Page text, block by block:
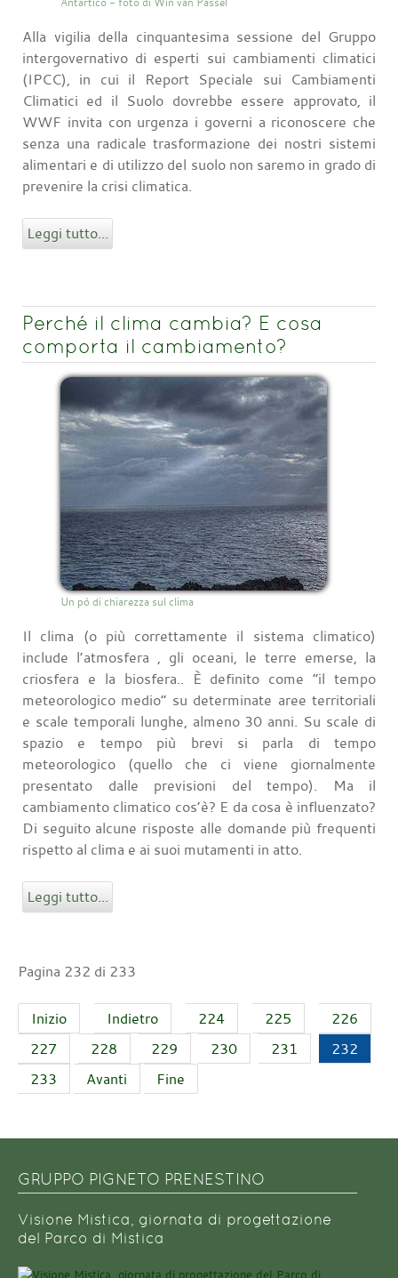
Alla vigilia della cinquantesima sessione del Gruppo
intergovernativo di esperti sui cambiamenti climatici
(IPCC), in cui il Report Speciale sui Cambiamenti
Climatici ed il Suolo dovrebbe essere approvato, il
WWF invita con urgenza i governi a riconoscere che
senza una radicale trasformazione dei nostri sistemi
alimentari e di utilizzo del suolo non saremo in grado di
prevenire la crisi climatica.
Leggi tutto...
Perché il clima cambia? E cosa
comporta il cambiamento?
Un pò di chiarezza sul clima
Il clima (o più correttamente il sistema climatico)
include l’atmosfera , gli oceani, le terre emerse, la
criosfera e la biosfera.. È definito come “il tempo
meteorologico medio” su determinate aree territoriali
e scale temporali lunghe, almeno 30 anni. Su scale di
spazio e tempo più brevi si parla di tempo
meteorologico (quello che ci viene giornalmente
presentato dalle previsioni del tempo). Ma il
cambiamento climatico cos’è? E da cosa è influenzato?
Di seguito alcune risposte alle domande più frequenti
rispetto al clima e ai suoi mutamenti in atto.
Leggi tutto...
Pagina 232 di 233
Inizio Indietro 224 225
226
227
228 229 230 231
232
233
Avanti Fine
GRUPPO PIGNETO PRENESTINO
Visione Mistica, giornata di progettazione
del Parco di Mistica